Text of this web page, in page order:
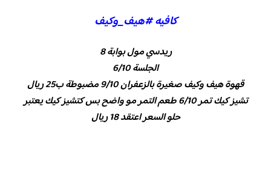
كافيه #هيف_وكيف
ريدسي مول بوابة 8
الجلسة 6/10
قهوة هيف وكيف صغيرة بالزعفران 9/10 مضبوطة ب25 ريال
تشيز كيك تمر 6/10 طعم التمر مو واضح بس كتشيز كيك يعتبر
حلو السعر اعتقد 18 ريال